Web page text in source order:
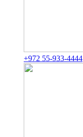
+972 55-933-4444